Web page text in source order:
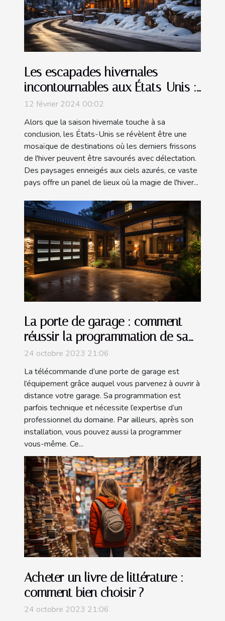
Les escapades hivernales
incontournables aux États-Unis :
Où profiter au mieux de la fin de
l'hiver ?
12 février 2024 00:02
Alors que la saison hivernale touche à sa
conclusion, les États-Unis se révèlent être une
mosaïque de destinations où les derniers frissons
de l'hiver peuvent être savourés avec délectation.
Des paysages enneigés aux ciels azurés, ce vaste
pays offre un panel de lieux où la magie de l'hiver...
La porte de garage : comment
réussir la programmation de sa
télécommande ?
24 octobre 2023 21:06
La télécommande d’une porte de garage est
l’équipement grâce auquel vous parvenez à ouvrir à
distance votre garage. Sa programmation est
parfois technique et nécessite l’expertise d’un
professionnel du domaine. Par ailleurs, après son
installation, vous pouvez aussi la programmer
vous-même. Ce...
Acheter un livre de littérature :
comment bien choisir ?
24 octobre 2023 21:06